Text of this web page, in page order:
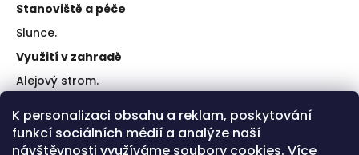
K personalizaci obsahu a reklam, poskytování
funkcí sociálních médií a analýze naší
návštěvnosti využíváme soubory cookies. Více
Stanoviště a péče
Slunce.
Využití v zahradě
Alejový strom.
Ukotvit.
Zalévat.